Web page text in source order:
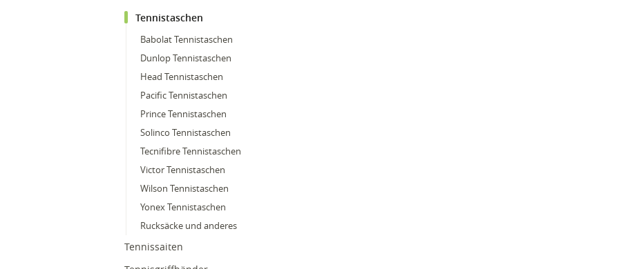
Tennistaschen
Babolat Tennistaschen
Dunlop Tennistaschen
Head Tennistaschen
Pacific Tennistaschen
Prince Tennistaschen
Solinco Tennistaschen
Tecnifibre Tennistaschen
Victor Tennistaschen
Wilson Tennistaschen
Yonex Tennistaschen
Rucksäcke und anderes
Tennissaiten